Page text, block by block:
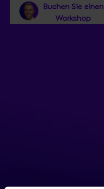
Buchen Sie einen
Workshop